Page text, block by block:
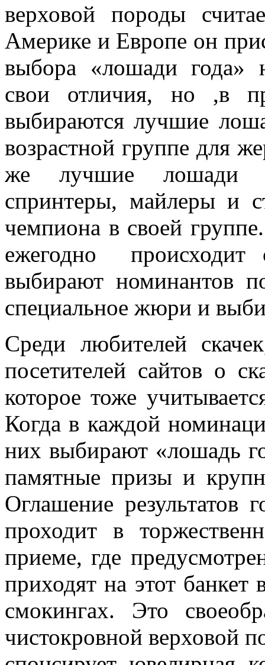
верховой породы
Америке и Европе он
выбора «лошади года»
свои отличия, но ,в
выбираются лучшие
возрастной группе для
же лучшие лошади
спринтеры, майлеры и
чемпиона в своей
ежегодно происходит
выбирают номинантов
специальное жюри и
Среди любителей
посетителей сайтов о
которое тоже
Когда в каждой
них выбирают «лошадь
памятные призы и
Оглашение результатов
проходит в
приеме, где
приходят на этот
смокингах. Это
чистокровной верховой